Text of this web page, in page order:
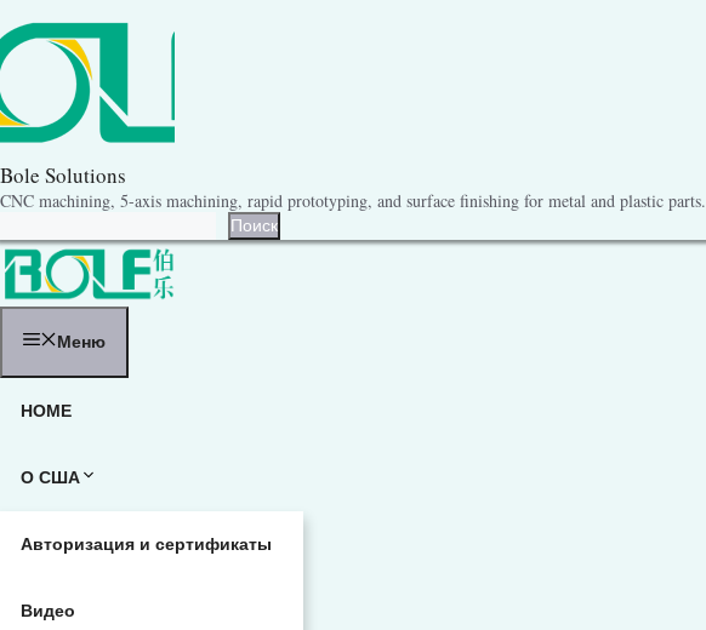
к
содержанию
Bole Solutions
CNC machining, 5-axis machining, rapid prototyping, and surface finishing for metal and plastic parts.
Поиск
Меню
HOME
О США
Авторизация и сертификаты
Видео